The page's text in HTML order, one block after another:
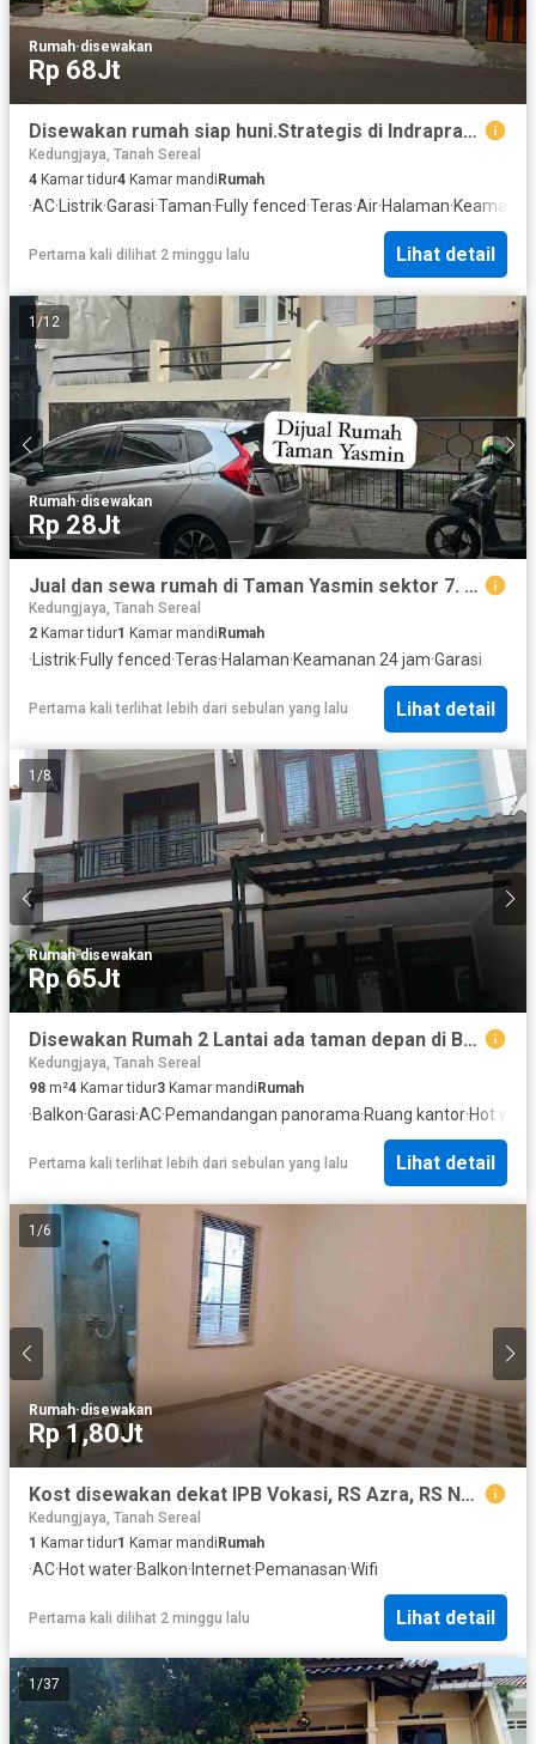
Rumah·disewakan
Rp 68Jt
Disewakan rumah siap huni.Strategis di Indraprasta 2 Bantarjati.
Kedungjaya, Tanah Sereal
4 Kamar tidur4 Kamar mandiRumah
·AC· Listrik·Garasi·Taman·Fully fenced·Teras·Air·Halaman·
Pertama kali dilihat 2 minggu lalu Lihat detail
1/12
Rumah·disewakan
Rp 28Jt
Jual dan sewa rumah di Taman Yasmin sektor 7. Harga murah.
Kedungjaya, Tanah Sereal
2 Kamar tidur1 Kamar mandi Rumah
·Listrik·Fully fenced·Teras·Halaman·Keamanan 24 jam·Garasi
Pertama kali terlihat lebih dari sebulan yang lalu Lihat detail
1 /8
Rumah·disewakan
Rp 65Jt
Disewakan Rumah 2 Lantai ada taman depan di Bumi Indraprasta 2
Kedungjaya, Tanah Sereal
98 m²4 Kamar tidur3 Kamar mandi Rumah
·Balkon·Garasi·AC·Pemandangan panorama·Ruang kantor·Hot
Pertama kali terlihat lebih dari sebulan yang lalu Lihat detail
1 /6
Rumah·disewakan
Rp 1,80Jt
Kost disewakan dekat IPB Vokasi, RS Azra, RS Nuraida
Kedungjaya, Tanah Sereal
1 Kamar tidur1 Kamar mandiRumah
·AC·Hot water·Balkon· Internet·Pemanasan·Wifi
Pertama kali dilihat 2 minggu lalu Lihat detail
1 /37